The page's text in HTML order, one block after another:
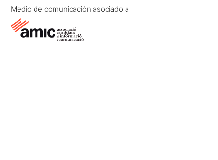
Medio de comunicación asociado a